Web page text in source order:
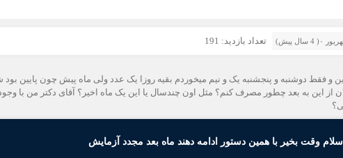
تعداد بازدید: 191
فقط دوشنبه و پنجشنبه یک و نیم میخوردم بقیه روزا یک عدد ولی ماه پیش چون پایین بود
تی ۲۴/۷ بود ای ان ار ۲/۷ الان از این به بعد چطور مصرف کنم؟ مثل اون چندسال یا این یک ماه اخیر؟
سلام وقت بخیر با همین دستور ادامه دهند ماه بعد مجدد آزمایش